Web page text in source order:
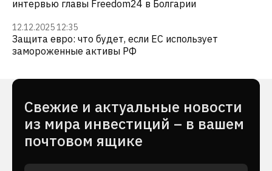
интервью главы Freedom24 в Болгарии
12.12.2025 12:35
Защита евро: что будет, если ЕС использует
замороженные активы РФ
Cвежие и актуальные новости
из мира инвестиций – в вашем
почтовом ящике